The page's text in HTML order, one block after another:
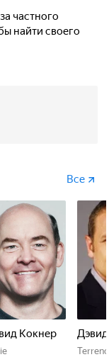
частного
найти своего
Все
Кокнер